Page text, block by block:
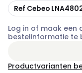
Kopiëren
Ref Cebeo
Log in of maak een
bestelinformatie te
Productvarianten